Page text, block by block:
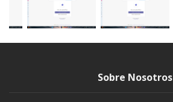
Sobre Nosotros